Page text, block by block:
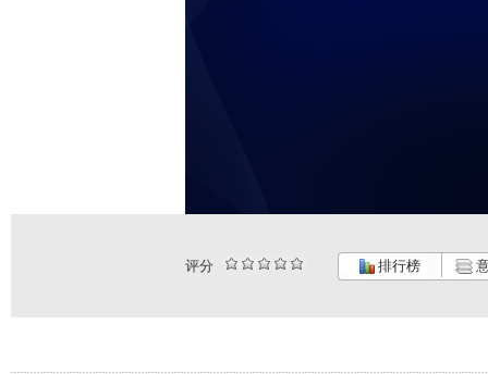
评分 排行榜